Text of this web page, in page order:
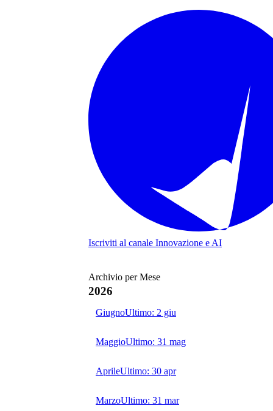
Iscriviti al canale Innovazione e AI
Archivio per Mese
2026
GiugnoUltimo: 2 giu
MaggioUltimo: 31 mag
AprileUltimo: 30 apr
MarzoUltimo: 31 mar